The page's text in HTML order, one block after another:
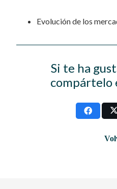
Evolución de los
Si te ha
compártelo